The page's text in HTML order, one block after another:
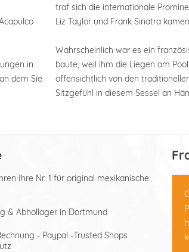
in
dem Sie
traf sich die internationale
Liz Taylor und Frank Sinatra
Wahrscheinlich war es ein
baute, weil ihm die Liegen am
offensichtlich von den
Sitzgefühl in diesem Sessel an
Ihre Nr. 1 für original mexikanische
& Abhollager in Dortmund
- Paypal -Trusted Shops